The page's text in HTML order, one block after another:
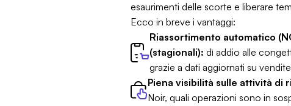
esaurimenti delle scorte e liberare
Ecco in breve i vantaggi:
Riassortimento automatico
(stagionali): dì addio alle
grazie a dati aggiornati su
Piena visibilità sulle attività di
Noir, quali operazioni sono in